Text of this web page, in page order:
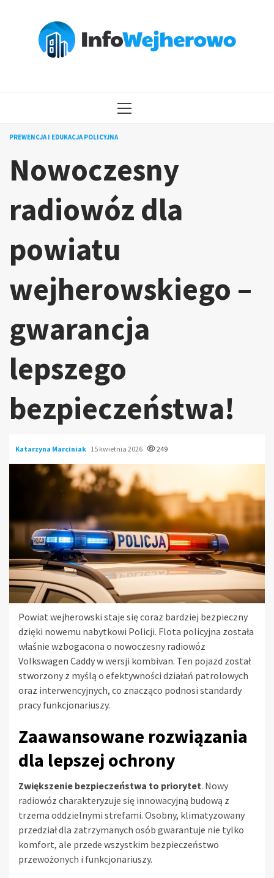
MENU
PREWENCJA I EDUKACJA POLICYJNA
Nowoczesny
radiowóz dla
powiatu
wejherowskiego –
gwarancja
lepszego
bezpieczeństwa!
Katarzyna Marciniak 15 kwietnia 2026 249
Powiat wejherowski staje się coraz bardziej bezpieczny
dzięki nowemu nabytkowi Policji. Flota policyjna została
właśnie wzbogacona o nowoczesny radiowóz
Volkswagen Caddy w wersji kombivan. Ten pojazd został
stworzony z myślą o efektywności działań patrolowych
oraz interwencyjnych, co znacząco podnosi standardy
pracy funkcjonariuszy.
Zaawansowane rozwiązania
dla lepszej ochrony
Zwiększenie bezpieczeństwa to priorytet. Nowy
radiowóz charakteryzuje się innowacyjną budową z
trzema oddzielnymi strefami. Osobny, klimatyzowany
przedział dla zatrzymanych osób gwarantuje nie tylko
komfort, ale przede wszystkim bezpieczeństwo
przewożonych i funkcjonariuszy.